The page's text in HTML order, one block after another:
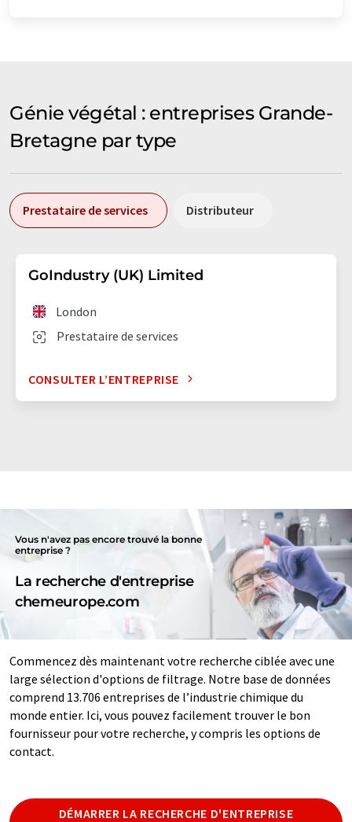
Génie végétal : entreprises Grande-
Bretagne par type
Prestataire de services Distributeur
GoIndustry (UK) Limited
Prestataire de services
London
CONSULTER L’ENTREPRISE
Vous n'avez pas encore trouvé la bonne
entreprise ?
La recherche d'entreprise
chemeurope.com
Commencez dès maintenant votre recherche ciblée avec une
large sélection d'options de filtrage. Notre base de données
comprend 13.706 entreprises de l’industrie chimique du
monde entier. Ici, vous pouvez facilement trouver le bon
fournisseur pour votre recherche, y compris les options de
contact.
DÉMARRER LA RECHERCHE D'ENTREPRISE